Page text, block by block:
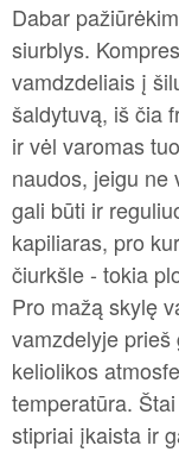
Dabar
siurblys.
vamdzdeliais į
šaldytuvą, iš čia
ir vėl varomas
naudos, jeigu ne
gali būti ir
kapiliaras, pro
čiurkšle - tokia
Pro mažą skylę
vamzdelyje
keliolikos
temperatūra.
stipriai įkaista ir